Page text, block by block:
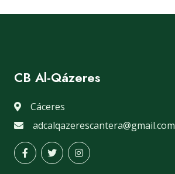
CB Al-Qázeres
Cáceres
adcalqazerescantera@gmail.com